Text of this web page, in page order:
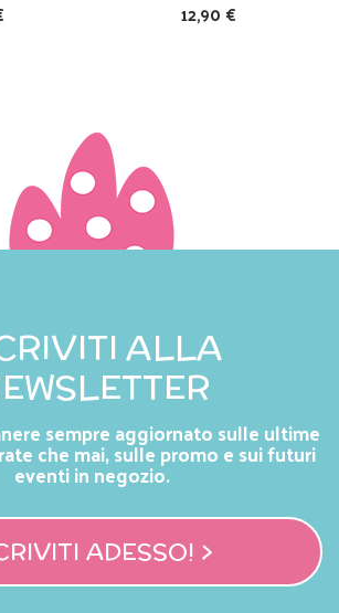
12,90 €
ALLA
sempre aggiornato sulle ultime
che mai, sulle promo e sui futuri
eventi in negozio.
ADESSO! >